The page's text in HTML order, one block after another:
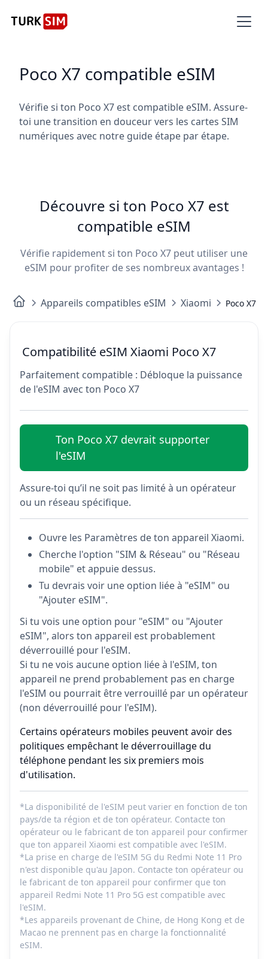
Poco X7 compatible eSIM
Vérifie si ton Poco X7 est compatible eSIM. Assure-
toi une transition en douceur vers les cartes SIM
numériques avec notre guide étape par étape.
Découvre si ton Poco X7 est
compatible eSIM
Vérifie rapidement si ton Poco X7 peut utiliser une
eSIM pour profiter de ses nombreux avantages !
Appareils compatibles eSIM Xiaomi Poco X7
Compatibilité eSIM Xiaomi Poco X7
Parfaitement compatible : Débloque la puissance
de l'eSIM avec ton Poco X7
Ton Poco X7 devrait supporter
l'eSIM
Assure-toi qu’il ne soit pas limité à un opérateur
ou un réseau spécifique.
Ouvre les Paramètres de ton appareil Xiaomi.
Cherche l'option "SIM & Réseau" ou "Réseau
mobile" et appuie dessus.
Tu devrais voir une option liée à "eSIM" ou
"Ajouter eSIM".
Si tu vois une option pour "eSIM" ou "Ajouter
eSIM", alors ton appareil est probablement
déverrouillé pour l'eSIM.
Si tu ne vois aucune option liée à l'eSIM, ton
appareil ne prend probablement pas en charge
l'eSIM ou pourrait être verrouillé par un opérateur
(non déverrouillé pour l'eSIM).
Certains opérateurs mobiles peuvent avoir des
politiques empêchant le déverrouillage du
téléphone pendant les six premiers mois
d'utilisation.
*La disponibilité de l'eSIM peut varier en fonction de ton
pays/de ta région et de ton opérateur. Contacte ton
opérateur ou le fabricant de ton appareil pour confirmer
que ton appareil Xiaomi est compatible avec l'eSIM.
*La prise en charge de l'eSIM 5G du Redmi Note 11 Pro
n'est disponible qu'au Japon. Contacte ton opérateur ou
le fabricant de ton appareil pour confirmer que ton
appareil Redmi Note 11 Pro 5G est compatible avec
l'eSIM.
*Les appareils provenant de Chine, de Hong Kong et de
Macao ne prennent pas en charge la fonctionnalité
eSIM.